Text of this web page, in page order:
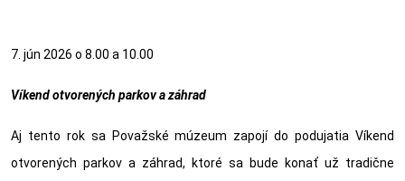
7. jún 2026 o 8.00 a 10.00
Víkend otvorených parkov a záhrad
Aj tento rok sa Považské múzeum zapojí do podujatia Víkend
otvorených parkov a záhrad, ktoré sa bude konať už tradične